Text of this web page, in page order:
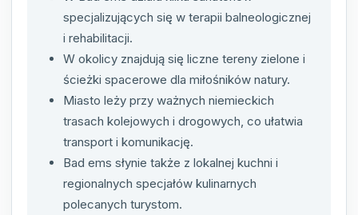
specjalizujących się w terapii balneologicznej
i rehabilitacji.
W okolicy znajdują się liczne tereny zielone i
ścieżki spacerowe dla miłośników natury.
Miasto leży przy ważnych niemieckich
trasach kolejowych i drogowych, co ułatwia
transport i komunikację.
Bad ems słynie także z lokalnej kuchni i
regionalnych specjałów kulinarnych
polecanych turystom.